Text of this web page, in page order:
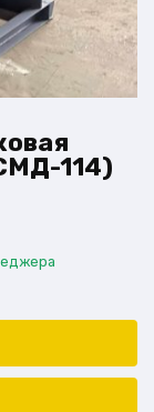
114)